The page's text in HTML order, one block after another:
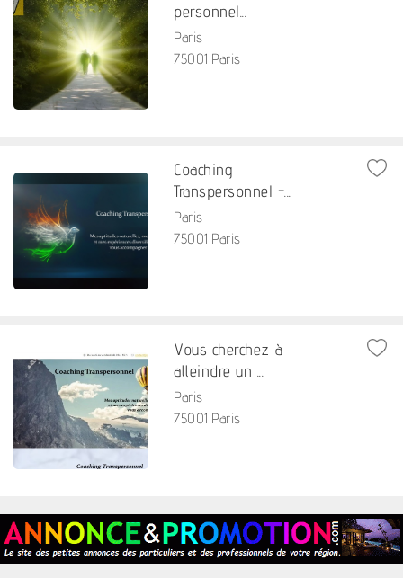
personnel...
Paris
75001 Paris
Coaching
Transpersonnel -...
Paris
75001 Paris
Vous cherchez à
atteindre un ...
Paris
75001 Paris